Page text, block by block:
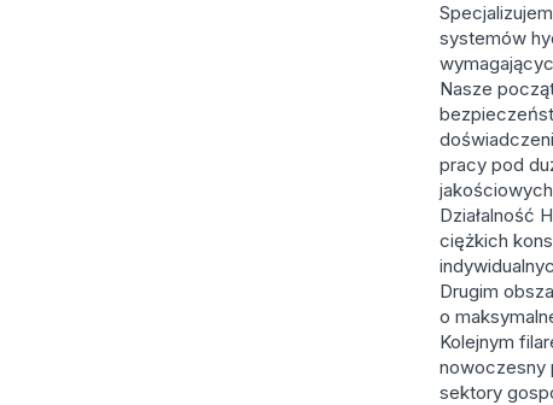
systemów
Nasze
pracy pod
Działalność
ciężkich
Drugim
o
Kolejnym
nowoczesny
sektory